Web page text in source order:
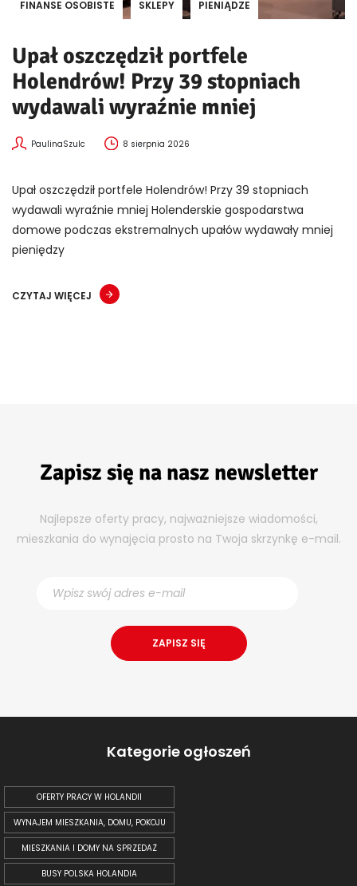
FINANSE OSOBISTE SKLEPY PIENIĄDZE
Upał oszczędził portfele
Holendrów! Przy 39 stopniach
wydawali wyraźnie mniej
PaulinaSzulc 8 sierpnia 2026
Upał oszczędził portfele Holendrów! Przy 39 stopniach
wydawali wyraźnie mniej Holenderskie gospodarstwa
domowe podczas ekstremalnych upałów wydawały mniej
pieniędzy
CZYTAJ WIĘCEJ
Zapisz się na nasz newsletter
Najlepsze oferty pracy, najważniejsze wiadomości,
mieszkania do wynajęcia prosto na Twoja skrzynkę e-mail.
Kategorie ogłoszeń
OFERTY PRACY W HOLANDII
WYNAJEM MIESZKANIA, DOMU, POKOJU
MIESZKANIA I DOMY NA SPRZEDAŻ
BUSY POLSKA HOLANDIA